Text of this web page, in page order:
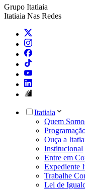
Grupo Itatiaia
Itatiaia Nas Redes
Itatiaia
Quem
Ouça a
Institucional
Entre em
Expediente
Trabalhe
Lei de